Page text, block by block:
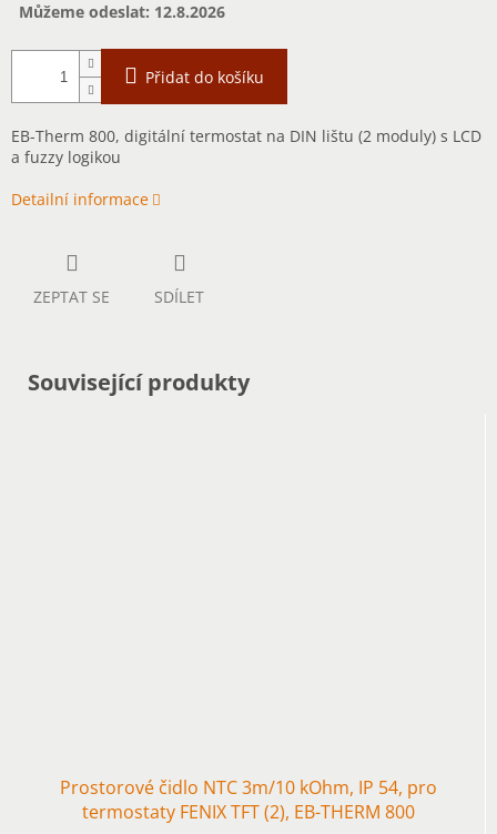
Můžeme odeslat: 12.8.2026
Přidat do košíku
EB-Therm 800, digitální termostat na DIN lištu (2 moduly) s LCD
a fuzzy logikou
Detailní informace
ZEPTAT SE SDÍLET
Související produkty
Prostorové čidlo NTC 3m/10 kOhm, IP 54, pro
termostaty FENIX TFT (2), EB-THERM 800